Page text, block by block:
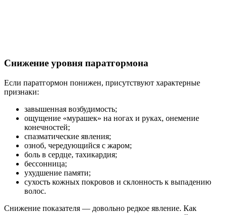
Снижение уровня паратгормона
Если паратгормон понижен, присутствуют характерные
признаки:
завышенная возбудимость;
ощущение «мурашек» на ногах и руках, онемение
конечностей;
спазматические явления;
озноб, чередующийся с жаром;
боль в сердце, тахикардия;
бессонница;
ухудшение памяти;
сухость кожных покровов и склонность к выпадению
волос.
Снижение показателя — довольно редкое явление. Как